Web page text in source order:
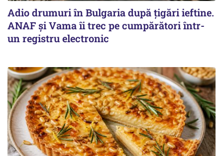
Adio drumuri în Bulgaria după țigări ieftine.
ANAF și Vama îi trec pe cumpărători într-
un registru electronic